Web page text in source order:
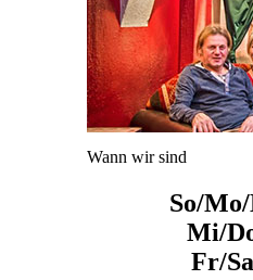
Wann wir sind
So/
Mi/
Fr/